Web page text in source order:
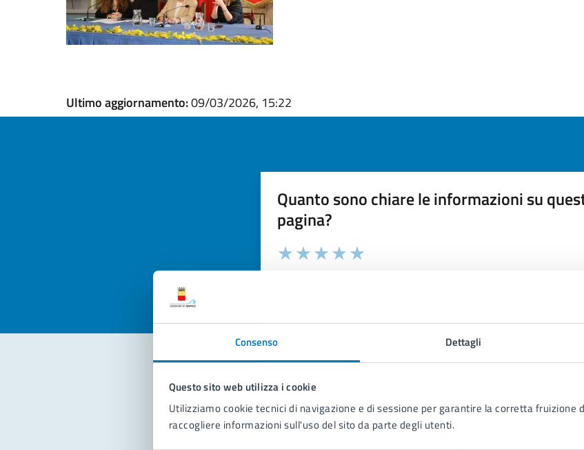
Consenso Dettagli
Questo sito web utilizza i cookie
Utilizziamo cookie tecnici di navigazione e di sessione per garantire la corretta fruizione
raccogliere informazioni sull'uso del sito da parte degli utenti.
Ultimo aggiornamento:09/03/2026, 15:22
Quanto sono chiare le informazioni su
pagina?
Valuta la chiarezza delle informazioni (da 1 a 5 stelle)
Seleziona il numero di stelle per valutare la chiarezza delle
Contatta il comune
Leggi le domande frequenti